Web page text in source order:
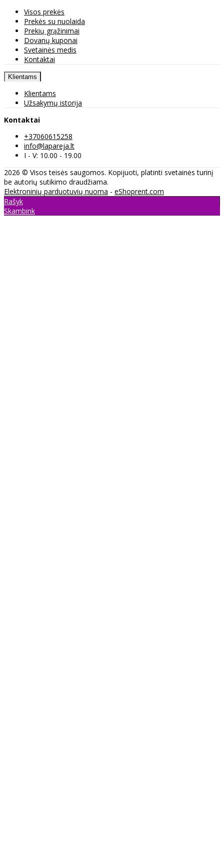
Visos prekės
Prekės su nuolaida
Prekių grąžinimai
Dovanų kuponai
Svetainės medis
Kontaktai
Klientams
Klientams
Užsakymų istorija
Kontaktai
+37060615258
info@lapareja.lt
I - V: 10.00 - 19.00
2026 © Visos teisės saugomos. Kopijuoti, platinti svetainės turinį
be autorių sutikimo draudžiama.
Elektroninių parduotuvių nuoma - eShoprent.com
Rašyk
Skambink